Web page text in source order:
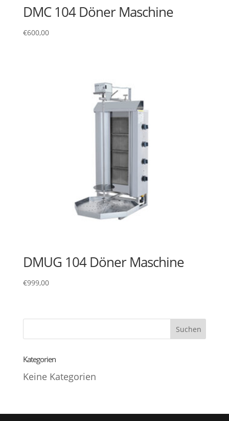
DMC 104 Döner Maschine
€600,00
DMUG 104 Döner Maschine
€999,00
Kategorien
Keine Kategorien